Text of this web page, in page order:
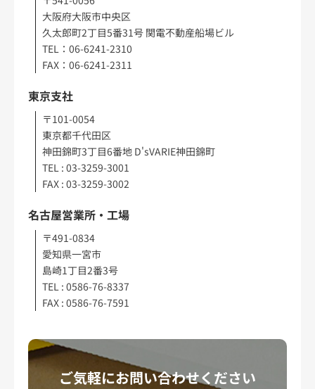
大阪府大阪市中央区
久太郎町2丁目5番31号 関電不動産船場ビル
TEL：06-6241-2310
FAX：06-6241-2311
東京支社
〒101-0054
東京都千代田区
神田錦町3丁目6番地 D'sVARIE神田錦町
TEL : 03-3259-3001
FAX : 03-3259-3002
名古屋営業所・工場
〒491-0834
愛知県一宮市
島崎1丁目2番3号
TEL : 0586-76-8337
FAX : 0586-76-7591
ご気軽にお問い合わせください